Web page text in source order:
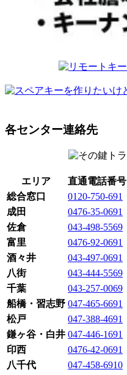
各センター連絡先
エリア
直通電話番号
総合窓口
0120-750-691
成田
0476-35-0691
佐倉
043-498-5569
富里
0476-92-0691
酒々井
043-497-0691
八街
043-444-5569
千葉
043-257-0069
船橋・習志野 047-465-6691
松戸
047-388-4691
鎌ヶ谷・白井 047-446-1691
印西
0476-42-0691
八千代
047-458-6910